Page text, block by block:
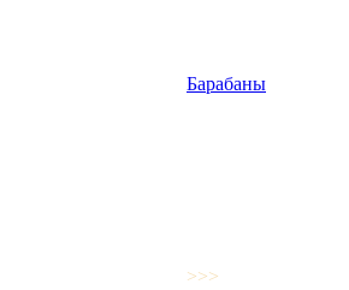
Барабаны
>>>